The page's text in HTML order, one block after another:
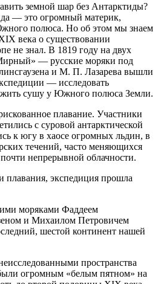
земной шар без Антарктиды?
— это огромный материк,
полюса. Но об этом мы знаем
века о существовании
не знал. В 1819 году на двух
— русские моряки под
и М. П. Лазарева вышли
— исследовать
сушу у Южного полюса Земли.
плавание. Участники
с суровой антарктической
к югу в хаосе огромных льдин, в
течений, часто меняющихся
непрерывной облачности.
плавания, экспедиция прошла
моряками Фаддеем
и Михаилом Петровичем
шестой континент нашей
пространства
огромным «белым пятном» на